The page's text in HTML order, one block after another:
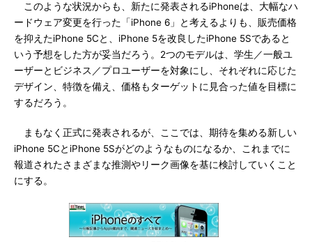
このような状況からも、新たに発表されるiPhoneは、大幅なハ
ードウェア変更を行った「iPhone 6」と考えるよりも、販売価格
を抑えたiPhone 5Cと、iPhone 5を改良したiPhone 5Sであると
いう予想をした方が妥当だろう。2つのモデルは、学生／一般ユ
ーザーとビジネス／プロユーザーを対象にし、それぞれに応じた
デザイン、特徴を備え、価格もターゲットに見合った値を目標に
するだろう。
まもなく正式に発表されるが、ここでは、期待を集める新しい
iPhone 5CとiPhone 5Sがどのようなものになるか、これまでに
報道されたさまざまな推測やリーク画像を基に検討していくこと
にする。